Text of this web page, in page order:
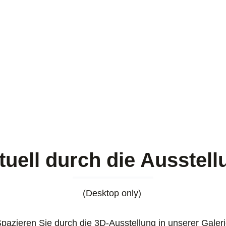
durch die
(Desktop only)
Sie durch die 3D-Ausstellung in unserer